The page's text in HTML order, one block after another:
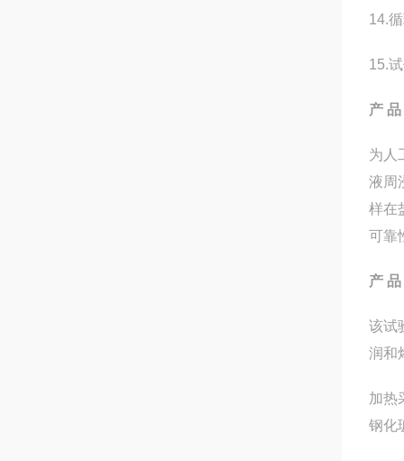
14.
15.
产
为人
液周
样在
可靠
产
该试
润和
加热
钢化